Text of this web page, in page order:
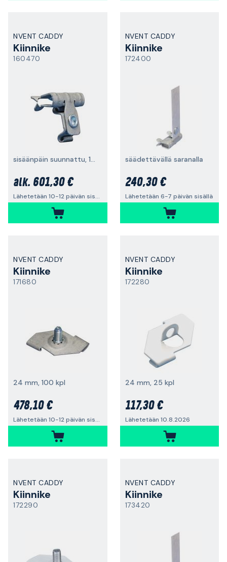
NVENT CADDY
Kiinnike
160470
sisäänpäin suunnattu, 100 kpl
alk. 601,30 €
Lähetetään 10-12 päivän sisällä
NVENT CADDY
Kiinnike
172400
säädettävällä saranalla
240,30 €
Lähetetään 6-7 päivän sisällä
NVENT CADDY
Kiinnike
171680
24 mm, 100 kpl
478,10 €
Lähetetään 10-12 päivän sisällä
NVENT CADDY
Kiinnike
172280
24 mm, 25 kpl
117,30 €
Lähetetään 10.8.2026
NVENT CADDY
Kiinnike
172290
NVENT CADDY
Kiinnike
173420